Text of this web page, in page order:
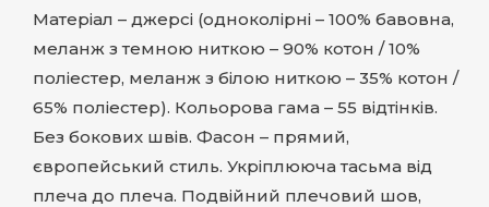
Матеріал – джерсі (одноколірні – 100% бавовна,
меланж з темною ниткою – 90% котон / 10%
поліестер, меланж з білою ниткою – 35% котон /
65% поліестер). Кольорова гама – 55 відтінків.
Без бокових швів. Фасон – прямий,
європейський стиль. Укріплююча тасьма від
плеча до плеча. Подвійний плечовий шов,